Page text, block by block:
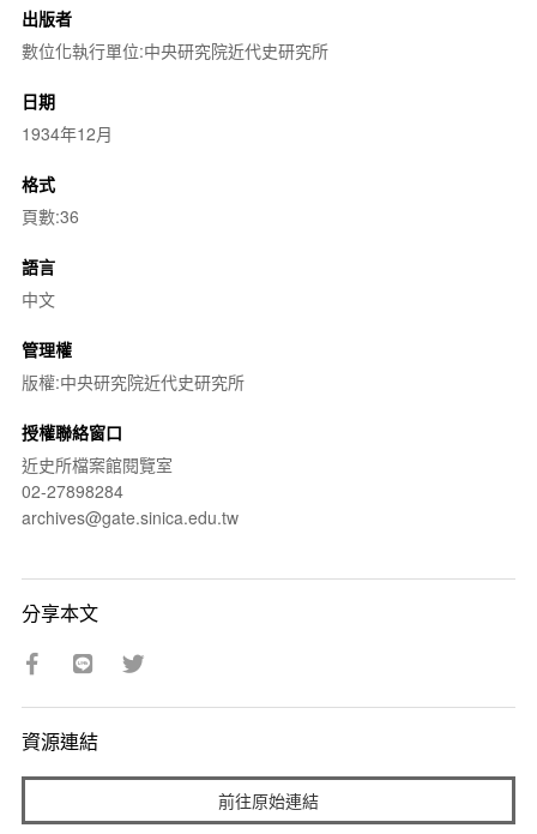
出版者
數位化執行單位:中央研究院近代史研究所
日期
1934年12月
格式
頁數:36
語言
中文
管理權
版權:中央研究院近代史研究所
授權聯絡窗口
近史所檔案館閱覽室
02-27898284
archives@gate.sinica.edu.tw
分享本文
資源連結
前往原始連結